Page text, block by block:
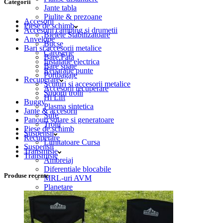
Jante tabla
Piulite & prezoane
Piese de schimb
Bielete Stabilizatoare
Bucse
Caroserie
Instalatie electrica
Reparatie punte
Recuperare
Accesorii recuperare
Hi Lift
Plasma sintetica
Sufe
Trolii
Suspensii
Limitatoare Cursa
Transmisie
Ambreiaj
Diferentiale blocabile
MRL-uri AVM
Planetare
Categorii
Accesorii
Accesorii camping si drumetii
Anvelope
Bari si accesorii metalice
Bare Fata
Bare spate
Portbagaje
Scuturi si accesorii metalice
Suporti trolii
Buggy
Jante & accesorii
Panouri solare si generatoare
Piese de schimb
Recuperare
Suspensii
Transmisie
Produse recente